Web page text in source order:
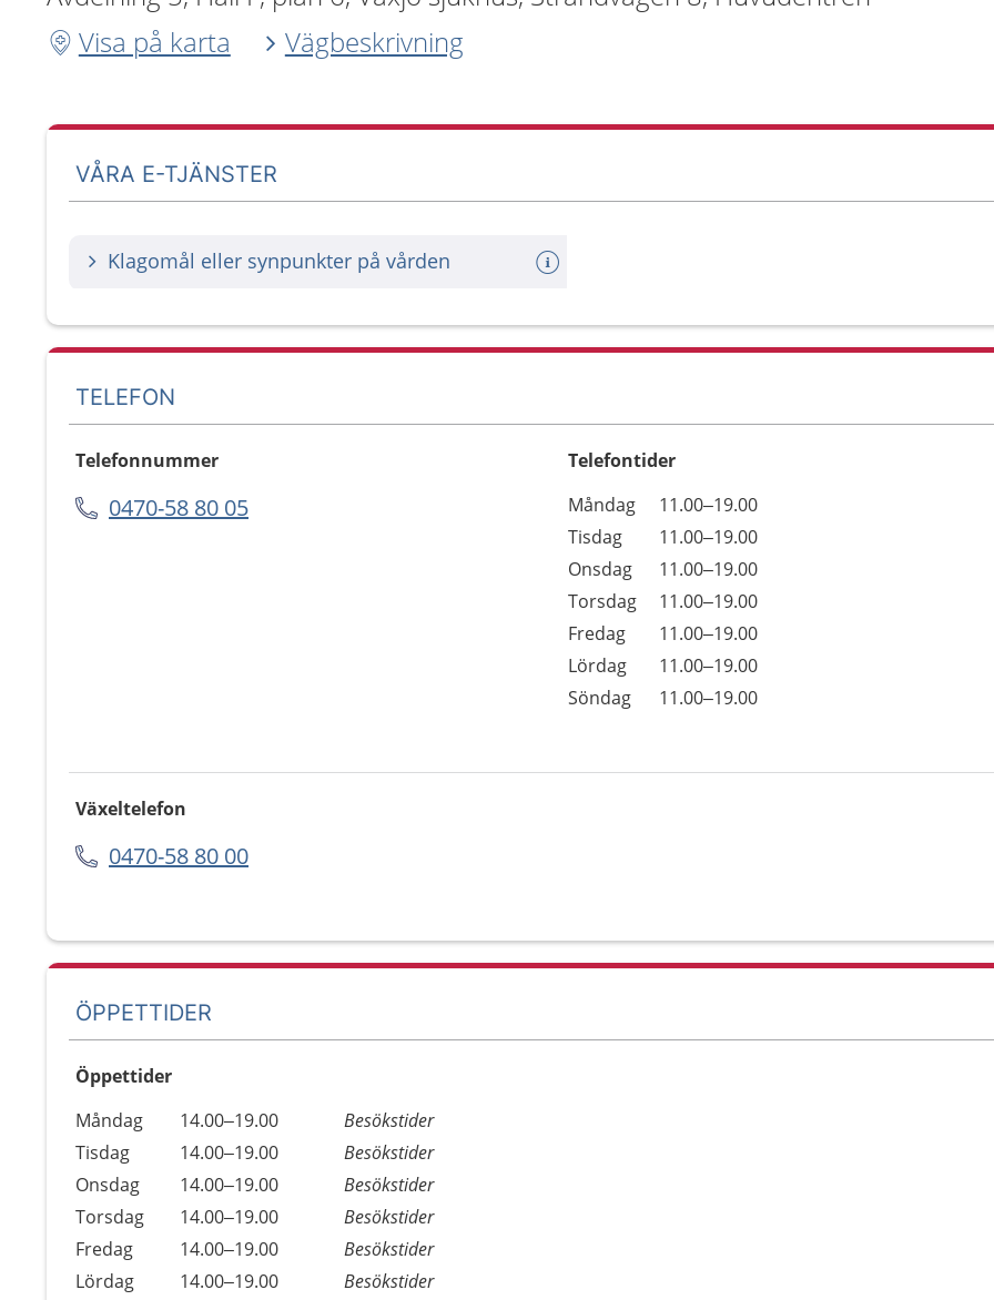
Visa på karta
Vägbeskrivning
VÅRA E-TJÄNSTER
Klagomål eller synpunkter på vården
TELEFON
Telefonnummer
0470-58 80 05
Telefontider
Dag
Öppettider
Kommentarer
Måndag
11.00–19.00
Tisdag
11.00–19.00
Onsdag
11.00–19.00
Torsdag
11.00–19.00
Fredag
11.00–19.00
Lördag
11.00–19.00
Söndag
11.00–19.00
Växeltelefon
0470-58 80 00
ÖPPETTIDER
Öppettider
Dag
Öppettider
Kommentarer
Måndag 14.00–19.00
Besökstider
Tisdag
14.00–19.00
Besökstider
Onsdag
14.00–19.00
Besökstider
Torsdag
14.00–19.00
Besökstider
Fredag
14.00–19.00
Besökstider
Lördag
14.00–19.00
Besökstider